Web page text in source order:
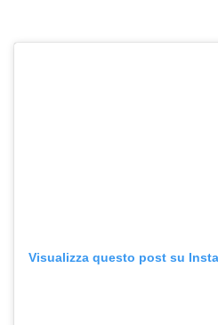
Visualizza questo post su